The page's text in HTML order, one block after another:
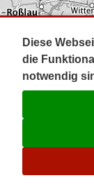
Diese
die
notwendig